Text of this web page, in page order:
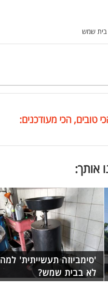
בית שמש
טובים, הכי מעודכנים:
אותך:
'סימביוזה תעשייתית' למה
לא בבית שמש?